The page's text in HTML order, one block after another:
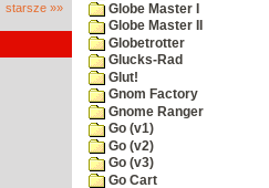
starsze »»
Globe Master I
Globe Master II
Globetrotter
Glucks-Rad
Glut!
Gnom Factory
Gnome Ranger
Go (v1)
Go (v2)
Go (v3)
Go Cart